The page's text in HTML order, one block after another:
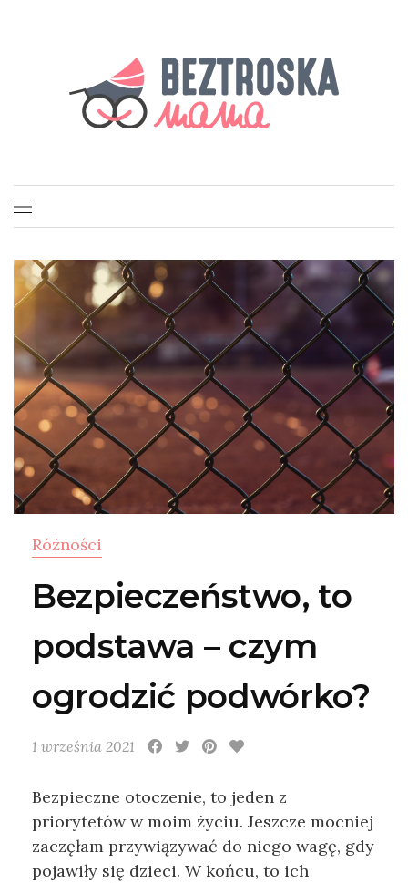
Różności
Bezpieczeństwo, to
podstawa – czym
ogrodzić podwórko?
1 września 2021
Bezpieczne otoczenie, to jeden z
priorytetów w moim życiu. Jeszcze mocniej
zaczęłam przywiązywać do niego wagę, gdy
pojawiły się dzieci. W końcu, to ich